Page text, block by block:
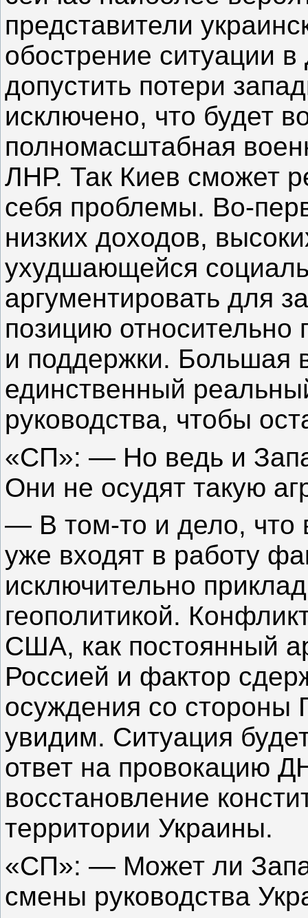
представители
обострение ситуации
допустить потери
исключено, что будет
полномасштабная
ЛНР. Так Киев сможет
себя проблемы. Во-
низких доходов,
ухудшающейся
аргументировать для
позицию относительно
и поддержки. Большая
единственный
руководства, чтобы
«СП»: — Но ведь и
Они не осудят такую
— В том-то и дело, что
уже входят в работу
исключительно
геополитикой.
США, как постоянный
Россией и фактор
осуждения со стороны
увидим. Ситуация
ответ на провокацию
восстановление
территории Украины.
«СП»: — Может ли
смены руководства